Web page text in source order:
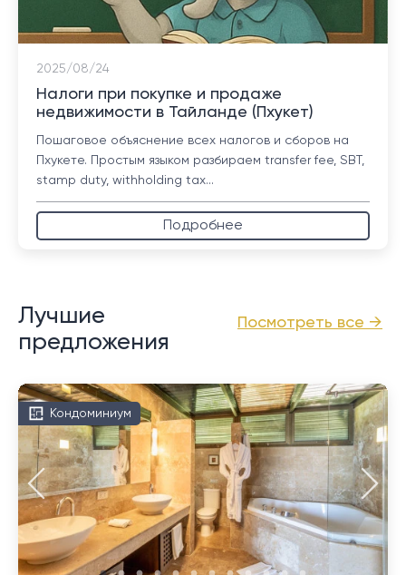
2025/08/24
Налоги при покупке и продаже
недвижимости в Тайланде (Пхукет)
Пошаговое объяснение всех налогов и сборов на
Пхукете. Простым языком разбираем transfer fee, SBT,
stamp duty, withholding tax...
Подробнее
Посмотреть все →
Лучшие
предложения
Кондоминиум